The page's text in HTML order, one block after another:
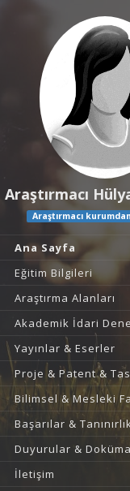
Araştırmacı
Araştırmacı
Ana Sayfa
Eğitim Bilgileri
Araştırma Alanları
Akademik İdari
Yayınlar & Eserler
Proje & Patent &
Bilimsel & Mesleki
Başarılar &
Duyurular &
İletişim